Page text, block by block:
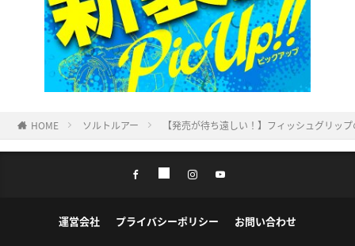
HOME ソルトルアー 【発売が待ち遠しい！】フィッシュグリッ
運営会社 プライバシーポリシー お問い合わせ